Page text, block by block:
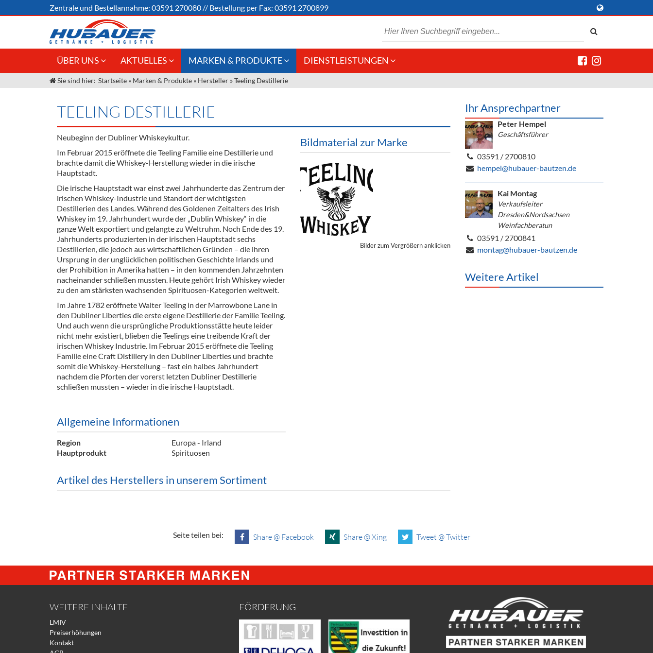
Zentrale und Bestellannahme: 03591 270080 // Bestellung per Fax: 03591 2700899
ÜBER UNS
Jobs
Unser Team
Kontakt
AKTUELLES
Angebote Gastronomie &
Gastronomie
Innovation - Die Neue Art des
Bierzapfens "DroughtMaster"
Termine
MARKEN & PRODUKTE
Weine & Schaumwein
Spirituosen
Fassbier + Zubehör
Alkoholfreie Getränke
Öle & Küchenartikel
Kaffee
Barzubehör
Equipment
Ausschankwagen
Gläser
Kühlanhänger
Theken + Zubehör
Verpackung
Hygieneartikel & Desinfektion
DIENSTLEISTUNGEN
Kommisionskauf &
Sie sind hier: Startseite » Marken & Produkte » Hersteller »Teeling Destillerie
TEELING DESTILLERIE
Neubeginn der Dubliner Whiskeykultur.
Im Februar 2015 eröffnete die Teeling Familie eine Destillerie und
brachte damit die Whiskey-Herstellung wieder in die irische
Hauptstadt.
Die irische Hauptstadt war einst zwei Jahrhunderte das Zentrum der
irischen Whiskey-Industrie und Standort der wichtigsten
Destillerien des Landes. Während des Goldenen Zeitalters des Irish
Whiskey im 19. Jahrhundert wurde der „Dublin Whiskey“ in die
ganze Welt exportiert und gelangte zu Weltruhm. Noch Ende des 19.
Jahrhunderts produzierten in der irischen Hauptstadt sechs
Destillerien, die jedoch aus wirtschaftlichen Gründen – die ihren
Ursprung in der unglücklichen politischen Geschichte Irlands und
der Prohibition in Amerika hatten – in den kommenden Jahrzehnten
nacheinander schließen mussten. Heute gehört Irish Whiskey wieder
zu den am stärksten wachsenden Spirituosen-Kategorien weltweit.
Im Jahre 1782 eröffnete Walter Teeling in der Marrowbone Lane in
den Dubliner Liberties die erste eigene Destillerie der Familie Teeling.
Und auch wenn die ursprüngliche Produktionsstätte heute leider
nicht mehr existiert, blieben die Teelings eine treibende Kraft der
irischen Whiskey Industrie. Im Februar 2015 eröffnete die Teeling
Familie eine Craft Distillery in den Dubliner Liberties und brachte
somit die Whiskey-Herstellung – fast ein halbes Jahrhundert
nachdem die Pforten der vorerst letzten Dubliner Destillerie
schließen mussten – wieder in die irische Hauptstadt.
Allgemeine Informationen
Region
Europa - Irland
Hauptprodukt
Spirituosen
Bildmaterial zur Marke
Bilder zum Vergrößern anklicken
Artikel des Herstellers in unserem Sortiment
Ihr Ansprechpartner
Peter Hempel
Geschäftsführer
03591 / 2700810
hempel@hubauer-bautzen.de
Kai Montag
Verkaufsleiter
Dresden&Nordsachsen
Weinfachberatun
03591 / 2700841
montag@hubauer-bautzen.de
Weitere Artikel
Seite teilen bei: Share @ Facebook Share @ Xing Tweet @ Twitter
WEITERE INHALTE
LMIV
Preiserhöhungen
Kontakt
FÖRDERUNG